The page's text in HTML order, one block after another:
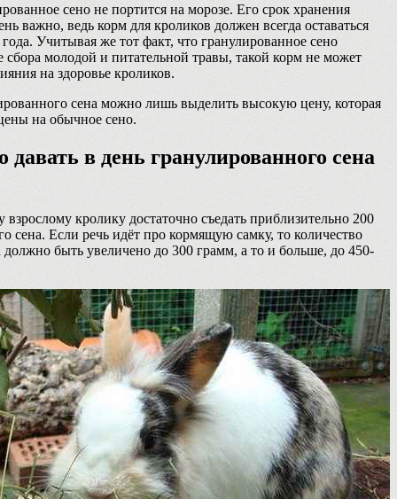
сено не портится на морозе. Его срок хранения
важно, ведь корм для кроликов должен всегда оставаться
Учитывая же тот факт, что гранулированное сено
сбора молодой и питательной травы, такой корм не может
на здоровье кроликов.
сена можно лишь выделить высокую цену, которая
на обычное сено.
в день гранулированного сена
кролику достаточно съедать приблизительно 200
сена. Если речь идёт про кормящую самку, то количество
должно быть увеличено до 300 грамм, а то и больше, до 450-